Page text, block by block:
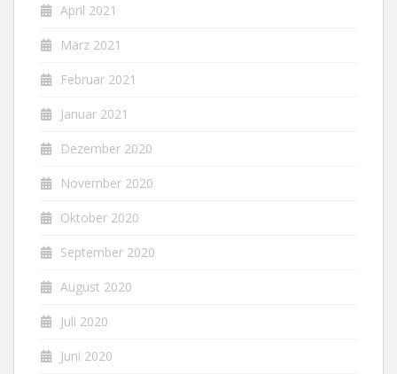
April 2021
März 2021
Februar 2021
Januar 2021
Dezember 2020
November 2020
Oktober 2020
September 2020
August 2020
Juli 2020
Juni 2020